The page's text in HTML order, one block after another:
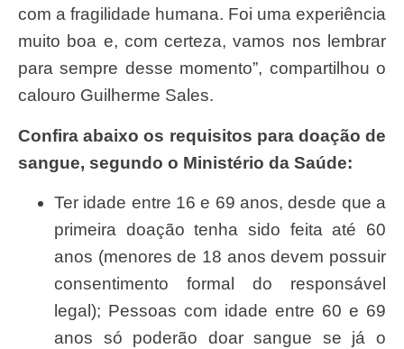
com a fragilidade humana. Foi uma experiência
muito boa e, com certeza, vamos nos lembrar
para sempre desse momento”, compartilhou o
calouro Guilherme Sales.
Confira abaixo os requisitos para doação de
sangue, segundo o Ministério da Saúde:
Ter idade entre 16 e 69 anos, desde que a
primeira doação tenha sido feita até 60
anos (menores de 18 anos devem possuir
consentimento formal do responsável
legal); Pessoas com idade entre 60 e 69
anos só poderão doar sangue se já o